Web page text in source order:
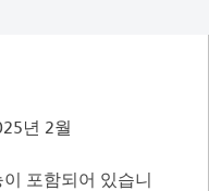
년 2월
포함되어 있습니